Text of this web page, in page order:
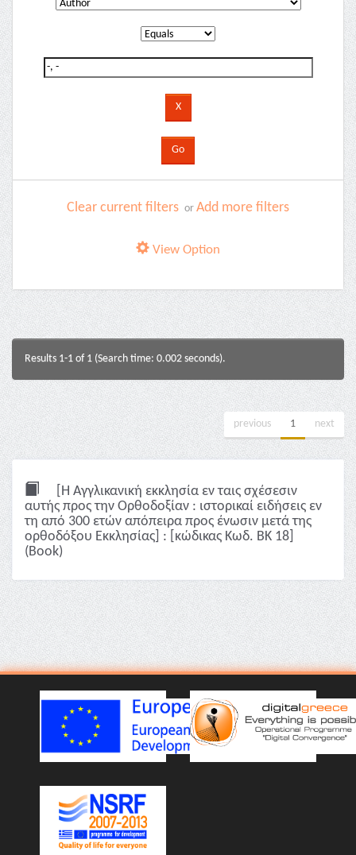
Clear current filters or Add more filters
View Option
Results 1-1 of 1 (Search time: 0.002 seconds).
previous 1 next
[Η Αγγλικανική εκκλησία εν ταις σχέσεσιν
αυτής προς την Ορθοδοξίαν : ιστορικαί ειδήσεις εν
τη από 300 ετών απόπειρα προς ένωσιν μετά της
ορθοδόξου Εκκλησίας] : [κώδικας Κωδ. ΒΚ 18]
(Book)